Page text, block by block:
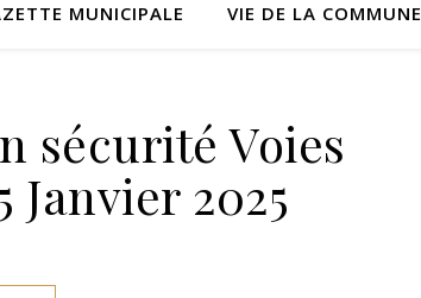
MUNICIPALE VIE DE LA COMMUNE
sécurité Voies
Janvier 2025